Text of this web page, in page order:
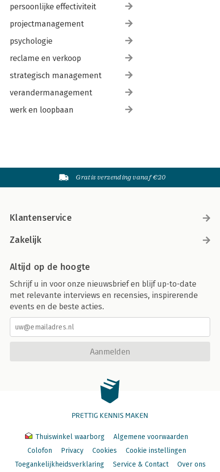
persoonlijke effectiviteit
projectmanagement
psychologie
reclame en verkoop
strategisch management
verandermanagement
werk en loopbaan
Gratis verzending vanaf €20
Klantenservice
Zakelijk
Altijd op de hoogte
Schrijf u in voor onze nieuwsbrief en blijf up-to-date
met relevante interviews en recensies, inspirerende
events en de beste acties.
Aanmelden
PRETTIG KENNIS MAKEN
Thuiswinkel waarborg
Algemene voorwaarden
Colofon
Privacy Cookies
Cookie instellingen
Toegankelijkheidsverklaring
Service & Contact Over ons